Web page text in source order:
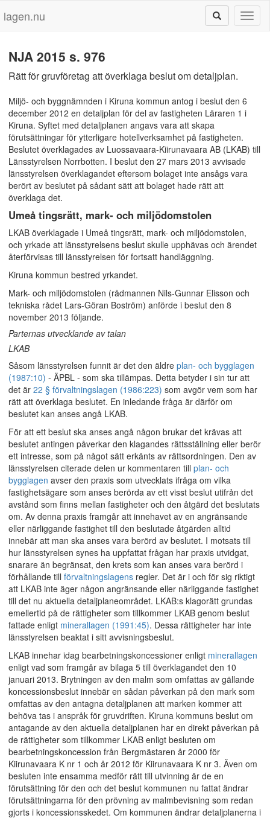
lagen.nu
NJA 2015 s. 976
Rätt för gruvföretag att överklaga beslut om detaljplan.
Miljö- och byggnämnden i Kiruna kommun antog i beslut den 6
december 2012 en detaljplan för del av fastigheten Läraren 1 i
Kiruna. Syftet med detaljplanen angavs vara att skapa
förutsättningar för ytterligare hotellverksamhet på fastigheten.
Beslutet överklagades av Luossavaara-Kiirunavaara AB (LKAB) till
Länsstyrelsen Norrbotten. I beslut den 27 mars 2013 avvisade
länsstyrelsen överklagandet eftersom bolaget inte ansågs vara
berört av beslutet på sådant sätt att bolaget hade rätt att
överklaga det.
Umeå tingsrätt, mark- och miljödomstolen
LKAB överklagade i Umeå tingsrätt, mark- och miljödomstolen,
och yrkade att länsstyrelsens beslut skulle upphävas och ärendet
återförvisas till länsstyrelsen för fortsatt handläggning.
Kiruna kommun bestred yrkandet.
Mark- och miljödomstolen (rådmannen Nils-Gunnar Elisson och
tekniska rådet Lars-Göran Boström) anförde i beslut den 8
november 2013 följande.
Parternas utvecklande av talan
LKAB
Såsom länsstyrelsen funnit är det den äldre plan- och bygglagen
(1987:10) - ÄPBL - som ska tillämpas. Detta betyder i sin tur att
det är 22 § förvaltningslagen (1986:223) som avgör vem som har
rätt att överklaga beslutet. En inledande fråga är därför om
beslutet kan anses angå LKAB.
För att ett beslut ska anses angå någon brukar det krävas att
beslutet antingen påverkar den klagandes rättsställning eller berör
ett intresse, som på något sätt erkänts av rättsordningen. Den av
länsstyrelsen citerade delen ur kommentaren till plan- och
bygglagen avser den praxis som utvecklats ifråga om vilka
fastighetsägare som anses berörda av ett visst beslut utifrån det
avstånd som finns mellan fastigheter och den åtgärd det beslutats
om. Av denna praxis framgår att innehavet av en angränsande
eller närliggande fastighet till den beslutade åtgärden alltid
innebär att man ska anses vara berörd av beslutet. I motsats till
hur länsstyrelsen synes ha uppfattat frågan har praxis utvidgat,
snarare än begränsat, den krets som kan anses vara berörd i
förhållande till förvaltningslagens regler. Det är i och för sig riktigt
att LKAB inte äger någon angränsande eller närliggande fastighet
till det nu aktuella detaljplaneområdet. LKAB:s klagorätt grundas
emellertid på de rättigheter som tillkommer LKAB genom beslut
fattade enligt minerallagen (1991:45). Dessa rättigheter har inte
länsstyrelsen beaktat i sitt avvisningsbeslut.
LKAB innehar idag bearbetningskoncessioner enligt minerallagen
enligt vad som framgår av bilaga 5 till överklagandet den 10
januari 2013. Brytningen av den malm som omfattas av gällande
koncessionsbeslut innebär en sådan påverkan på den mark som
omfattas av den antagna detaljplanen att marken kommer att
behöva tas i anspråk för gruvdriften. Kiruna kommuns beslut om
antagande av den aktuella detaljplanen har en direkt påverkan på
de rättigheter som tillkommer LKAB enligt besluten om
bearbetningskoncession från Bergmästaren år 2000 för
Kiirunavaara K nr 1 och år 2012 för Kiirunavaara K nr 3. Även om
besluten inte ensamma medför rätt till utvinning är de en
förutsättning för den och det beslut kommunen nu fattat ändrar
förutsättningarna för den prövning av malmbevisning som redan
gjorts i koncessionsskedet. Om kommunen ändrar detaljplanerna i